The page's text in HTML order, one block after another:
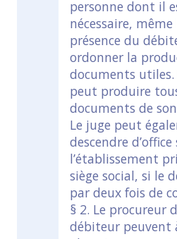
personne dont il
nécessaire,
présence du
ordonner la
documents
peut produire
documents de
Le juge peut
descendre
l’établissement
siège social, si le
par deux fois de
§ 2. Le procureur
débiteur